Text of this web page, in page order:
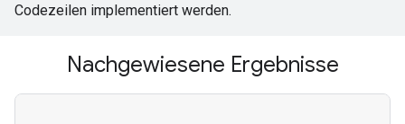
Codezeilen implementiert werden.
Nachgewiesene Ergebnisse